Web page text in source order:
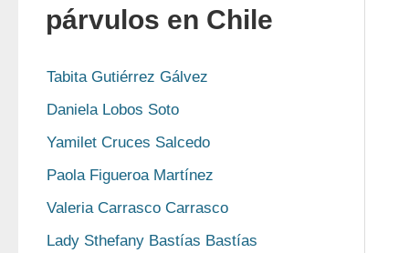
párvulos en Chile
Tabita Gutiérrez Gálvez
Daniela Lobos Soto
Yamilet Cruces Salcedo
Paola Figueroa Martínez
Valeria Carrasco Carrasco
Lady Sthefany Bastías Bastías